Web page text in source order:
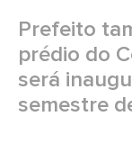
Prefeito
prédio do
será
semestre